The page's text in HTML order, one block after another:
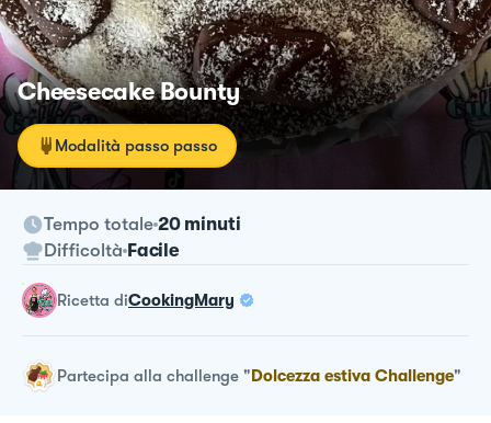
Cheesecake Bounty
Modalità passo passo
Tempo totale 20 minuti
Difficoltà Facile
ricetta diCookingMary
Partecipa alla challenge "Dolcezza estiva Challenge"